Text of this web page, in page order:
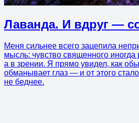
Лаванда. И вдруг —
Меня сильнее всего зацепила
мысль: чувство священного
а в зрении. Я прямо увидел, как
обманывает глаз — и от этого
не беднее.